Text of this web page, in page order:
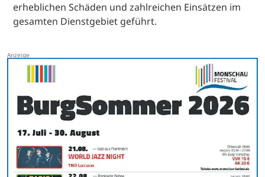
erheblichen Schäden und zahlreichen Einsätzen im
gesamten Dienstgebiet geführt.